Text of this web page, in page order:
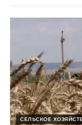
СЕЛЬСКОЕ